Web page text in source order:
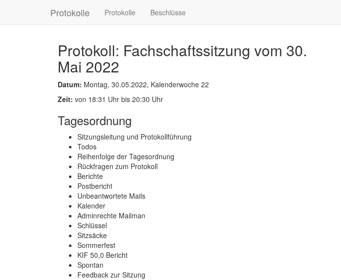
Protokolle Protokolle Beschlüsse
Protokoll: Fachschaftssitzung vom 30.
Mai 2022
Datum: Montag, 30.05.2022, Kalenderwoche 22
Zeit: von 18:31 Uhr bis 20:30 Uhr
Tagesordnung
Sitzungsleitung und Protokollführung
Todos
Reihenfolge der Tagesordnung
Rückfragen zum Protokoll
Berichte
Postbericht
Unbeantwortete Mails
Kalender
Adminrechte Mailman
Schlüssel
Sitzsäcke
Sommerfest
KIF 50,0 Bericht
Spontan
Feedback zur Sitzung